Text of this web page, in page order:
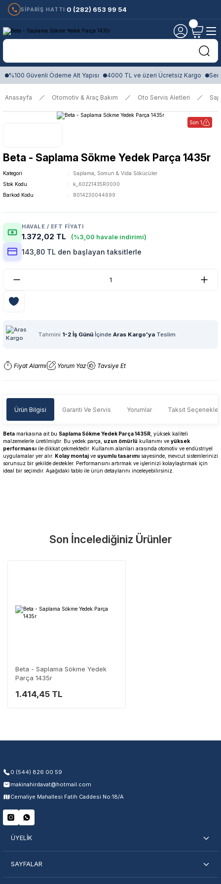
SİPARİŞ HATTI: 0 (282) 653 99 54
%100 Güvenli Ödeme Alt Yapısı 4000 TL ve üzeri Ücretsiz Kargo
Anasayfa Otomotiv & Araç Bakım Oto Servis Aletleri
Son 1
Beta - Saplama Sökme Yedek Parça 1435r
Kategori
Saplama, Somun & Vida Sökücüler
Stok Kodu
k_60221435R0000
Barkod Kodu
8014230044699
HAVALE / EFT FIYATI
1.372,02 TL (%3,00 havale indirimi)
143,80 TL den başlayan taksitlerle
Tahmini 1-2 İş Günü İçinde Aras Kargo'ya Teslim
Fiyat Alarmı Yorum Yaz Tavsiye Et
Ürün Bilgisi Garanti Ve Servis Yorumlar Taksit
Beta markasına ait bu Saplama Sökme Yedek Parça 1435R , yüksek kaliteli
malzemelerle üretilmiştir. Bu yedek parça, uzun ömürlü kullanımı ve yüksek
performansı ile dikkat çekmektedir. Kullanım alanları arasında otomotiv ve endüstriyel
uygulamalar yer alır. Kolay montaj ve uyumlu tasarımı sayesinde, mevcut sistemlerinizi
sorunsuz bir şekilde destekler. Performansını artırmak ve işlerinizi kolaylaştırmak için
ideal bir seçimdir. Aşağıdaki tablo ile ürün detaylarını inceleyebilirsiniz.
Tüm ürünlerimiz üretici firma garantisi altındadır. Size en yakın
Orijinal garanti belgeli ürünler
Garanti Kapsamı
Servisi Nasıl Bulurum?
Yorum Yaz
Son İncelediğiniz Ürünler
Beta - Saplama Sökme Yedek
Parça 1435r
1.414,45 TL
0 (544) 826 00 59
makinahirdavat@hotmail.com
Cemaliye Mahallesi Fatih Caddesi No:18/A
ÜYELİK
SAYFALAR